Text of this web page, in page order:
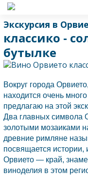
Экскурсия в
классико -
бутылке
Вокруг города Орвието,
находится очень
предлагаю на этой
Два главных символа
золотыми мозаиками
древние римляне
посвящается истории,
Орвието — край,
виноделия в этом